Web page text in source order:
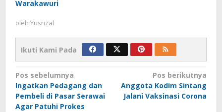
Warakawuri
oleh Yusrizal
Ikuti Kami Pada
Navigasi
pos
Pos sebelumnya
Ingatkan Pedagang dan
Pembeli di Pasar Serawai
Agar Patuhi Prokes
Pos berikutnya
Anggota Kodim Sintang
Jalani Vaksinasi Corona